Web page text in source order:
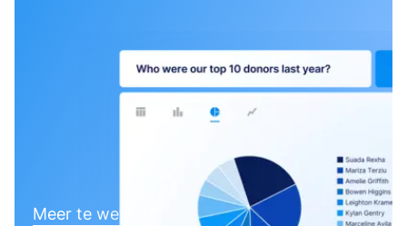
Meer te weten komen